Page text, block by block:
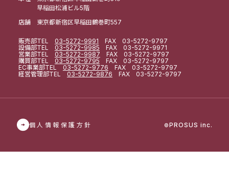
早稲田松浦ビル5階
店舗 東京都新宿区早稲田鶴巻町557
販売部TEL 03-5272-9991 FAX 03-5272-9797
設備部TEL 03-5272-9985 FAX 03-5272-9971
営業部TEL 03-5272-9987 FAX 03-5272-9797
購買部TEL 03-5272-9795 FAX 03-5272-9797
EC事業部TEL 03-5272-9776 FAX 03-5272-9797
経営管理部TEL 03-5272-9876 FAX 03-5272-9797
個人情報保護方針 ©PROSUS inc.